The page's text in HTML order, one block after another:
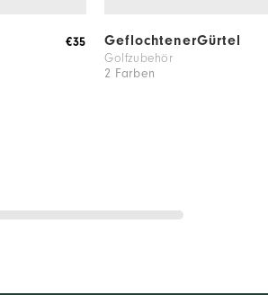
€35 GeflochtenerGürtel
Golfzubehör
2 Farben